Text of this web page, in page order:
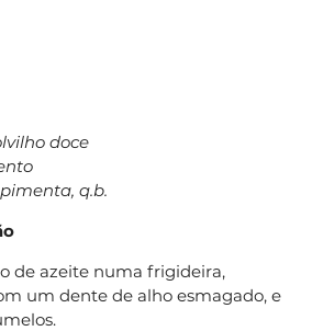
doce
q.b.
de azeite numa frigideira,
um dente de alho esmagado, e